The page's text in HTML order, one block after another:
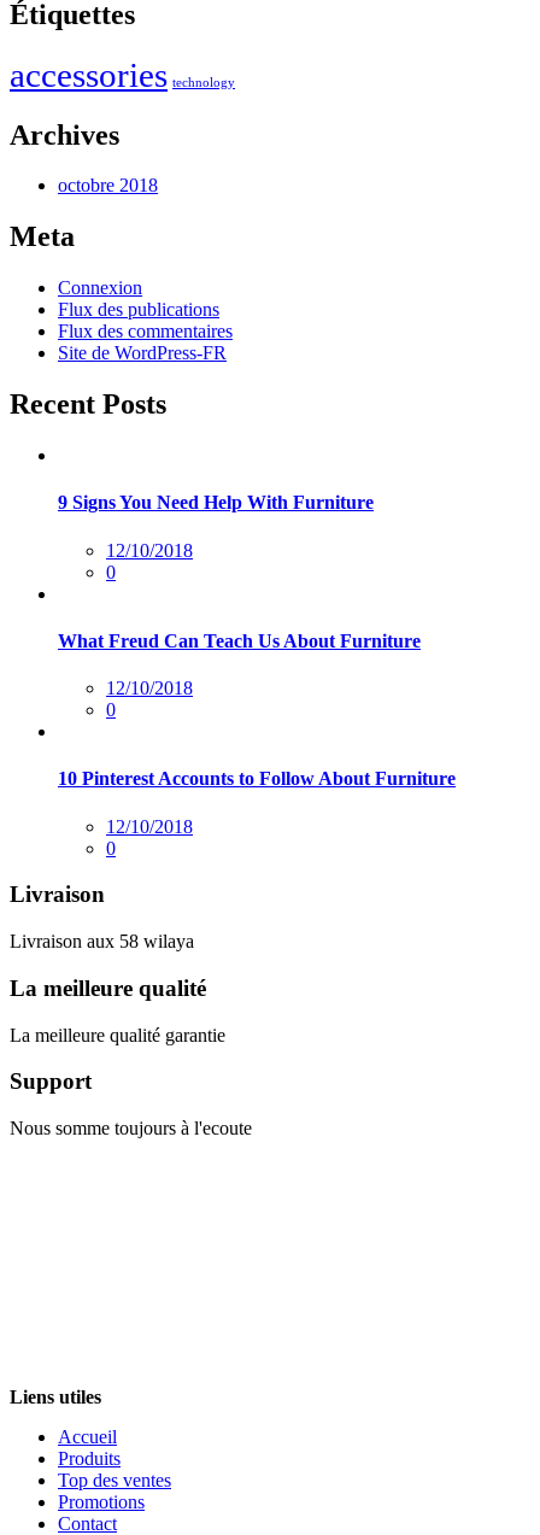
Étiquettes
accessories technology
Archives
octobre 2018
Meta
Connexion
Flux des publications
Flux des commentaires
Site de WordPress-FR
Recent Posts
9 Signs You Need Help With Furniture
Posted
sur
12/10/2018
0
What Freud Can Teach Us About Furniture
Posted
sur
12/10/2018
0
10 Pinterest Accounts to Follow About Furniture
Posted
sur
12/10/2018
0
Livraison
Livraison aux 58 wilaya
La meilleure qualité
La meilleure qualité garantie
Support
Nous somme toujours à l'ecoute
Liens utiles
Accueil
Produits
Top des ventes
Promotions
Contact